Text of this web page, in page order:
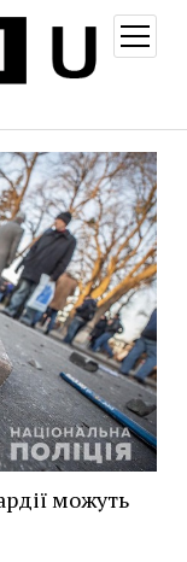
меню
можуть